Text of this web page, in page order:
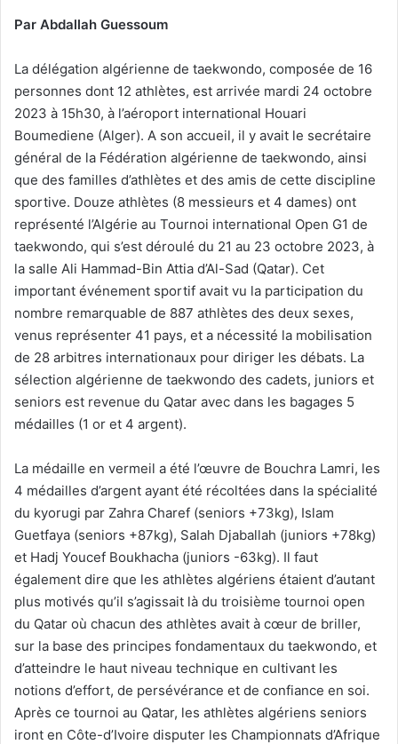
Par Abdallah Guessoum
La délégation algérienne de taekwondo, composée de 16
personnes dont 12 athlètes, est arrivée mardi 24 octobre
2023 à 15h30, à l’aéroport international Houari
Boumediene (Alger). A son accueil, il y avait le secrétaire
général de la Fédération algérienne de taekwondo, ainsi
que des familles d’athlètes et des amis de cette discipline
sportive. Douze athlètes (8 messieurs et 4 dames) ont
représenté l’Algérie au Tournoi international Open G1 de
taekwondo, qui s’est déroulé du 21 au 23 octobre 2023, à
la salle Ali Hammad-Bin Attia d’Al-Sad (Qatar). Cet
important événement sportif avait vu la participation du
nombre remarquable de 887 athlètes des deux sexes,
venus représenter 41 pays, et a nécessité la mobilisation
de 28 arbitres internationaux pour diriger les débats. La
sélection algérienne de taekwondo des cadets, juniors et
seniors est revenue du Qatar avec dans les bagages 5
médailles (1 or et 4 argent).
La médaille en vermeil a été l’œuvre de Bouchra Lamri, les
4 médailles d’argent ayant été récoltées dans la spécialité
du kyorugi par Zahra Charef (seniors +73kg), Islam
Guetfaya (seniors +87kg), Salah Djaballah (juniors +78kg)
et Hadj Youcef Boukhacha (juniors -63kg). Il faut
également dire que les athlètes algériens étaient d’autant
plus motivés qu’il s’agissait là du troisième tournoi open
du Qatar où chacun des athlètes avait à cœur de briller,
sur la base des principes fondamentaux du taekwondo, et
d’atteindre le haut niveau technique en cultivant les
notions d’effort, de persévérance et de confiance en soi.
Après ce tournoi au Qatar, les athlètes algériens seniors
iront en Côte-d’Ivoire disputer les Championnats d’Afrique